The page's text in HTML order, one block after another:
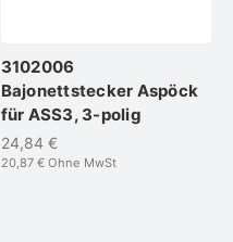
3102006
Bajonettstecker Aspöck
für ASS3, 3-polig
24,84 €
20,87 €Ohne MwSt